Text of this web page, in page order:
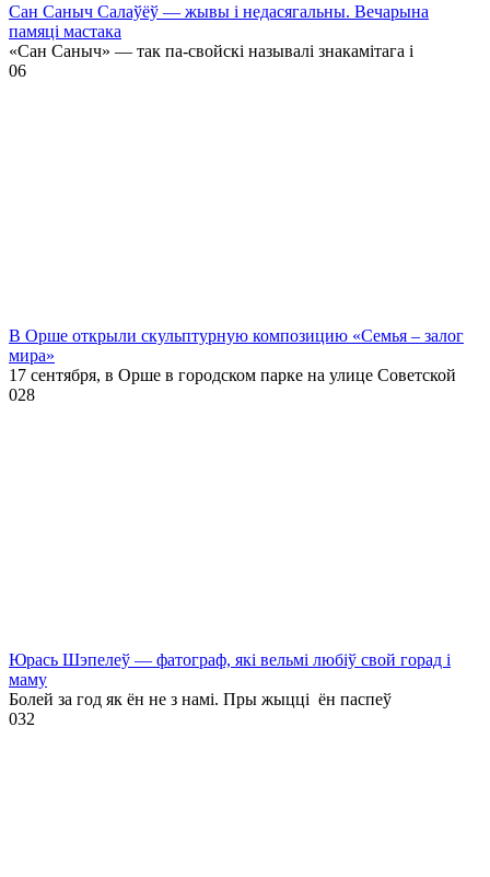
Сан Саныч Салаўёў — жывы і недасягальны. Вечарына
памяці мастака
«Сан Саныч» — так па-свойскі называлі знакамітага і
06
В Орше открыли скульптурную композицию «Семья – залог
мира»
17 сентября, в Орше в городском парке на улице Советской
028
Юрась Шэпелеў — фатограф, які вельмі любіў свой горад і
маму
Болей за год як ён не з намі. Пры жыцці ён паспеў
032